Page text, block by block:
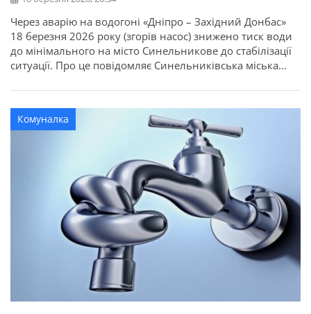
Через аварію на водогоні «Дніпро – Західний Донбас»
18 березня 2026 року (згорів насос) знижено тиск води
до мінімального на місто Синельникове до стабілізації
ситуації. Про це повідомляє Синельниківська міська
повідомлено додатково.
Комуналка